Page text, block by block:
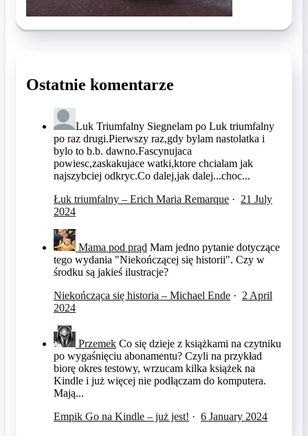
Ostatnie komentarze
Luk Triumfalny Siegnelam po Luk triumfalny
po raz drugi.Pierwszy raz,gdy bylam nastolatka i
bylo to b.b. dawno.Fascynujaca
powiesc,zaskakujace watki,ktore chcialam jak
najszybciej odkryc.Co dalej,jak dalej...choc...
Łuk triumfalny – Erich Maria Remarque · 21 July
2024
Mama pod prąd Mam jedno pytanie dotyczące
tego wydania "Niekończącej się historii". Czy w
środku są jakieś ilustracje?
Niekończąca się historia – Michael Ende · 2 April
2024
Przemek Co się dzieje z książkami na czytniku
po wygaśnięciu abonamentu? Czyli na przykład
biorę okres testowy, wrzucam kilka książek na
Kindle i już więcej nie podłączam do komputera.
Mają...
Empik Go na Kindle – już jest! · 6 January 2024